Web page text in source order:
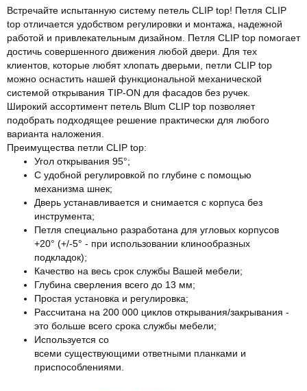
Встречайте испытанную систему петель CLIP top! Петля CLIP
top отличается удобством регулировки и монтажа, надежной
работой и привлекательным дизайном. Петля CLIP top помогает
достичь совершенного движения любой двери. Для тех
клиентов, которые любят хлопать дверьми, петли CLIP top
можно оснастить нашей функциональной механической
системой открывания TIP-ON для фасадов без ручек.
Широкий ассортимент петель Blum CLIP top позволяет
подобрать подходящее решение практически для любого
варианта наложения.
Преимущества петли CLIP top:
Угол открывания 95°;
С удобной регулировкой по глубине с помощью
механизма шнек;
Дверь устанавливается и снимается с корпуса без
инструмента;
Петля специально разработана для угловых корпусов
+20° (+/-5° - при использовании клинообразных
подкладок);
Качество на весь срок службы Вашей мебели;
Глубинa сверления всего до 13 мм;
Простая установка и регулировка;
Рассчитана на 200 000 циклов открывания/закрывания -
это больше всего срока службы мебели;
Используется со
всеми существующими ответными планками и
приспособлениями.